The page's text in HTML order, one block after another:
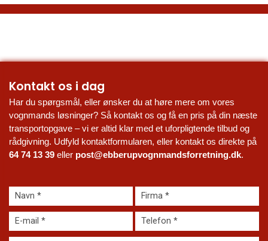
Kontakt os i dag
Har du spørgsmål, eller ønsker du at høre mere om vores
vognmands løsninger? Så kontakt os og få en pris på din næste
transportopgave – vi er altid klar med et uforpligtende tilbud og
64 74 13 39 eller post@ebberupvognmandsforretning.dk.